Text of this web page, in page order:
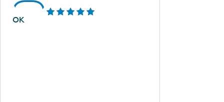
OK